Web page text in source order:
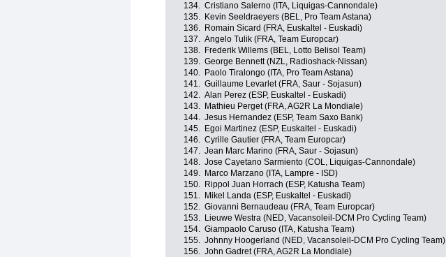
134. Cristiano Salerno (ITA, Liquigas-Cannondale)
135.
Kevin Seeldraeyers (BEL, Pro Team Astana)
136.
Romain Sicard (FRA, Euskaltel - Euskadi)
137. Angelo Tulik (FRA, Team Europcar)
138.
Frederik Willems (BEL, Lotto Belisol Team)
139. George Bennett (NZL, Radioshack-Nissan)
140.
Paolo Tiralongo (ITA, Pro Team Astana)
141. Guillaume Levarlet (FRA, Saur - Sojasun)
142. Alan Perez (ESP, Euskaltel - Euskadi)
143.
Mathieu Perget (FRA, AG2R La Mondiale)
144. Jesus Hernandez (ESP, Team Saxo Bank)
145.
Egoi Martinez (ESP, Euskaltel - Euskadi)
146. Cyrille Gautier (FRA, Team Europcar)
147. Jean Marc Marino (FRA, Saur - Sojasun)
148. Jose Cayetano Sarmiento (COL, Liquigas-Cannondale)
149.
Marco Marzano (ITA, Lampre - ISD)
150.
Rippol Juan Horrach (ESP, Katusha Team)
151.
Mikel Landa (ESP, Euskaltel - Euskadi)
152. Giovanni Bernaudeau (FRA, Team Europcar)
153.
Lieuwe Westra (NED, Vacansoleil-DCM Pro Cycling Team)
154. Giampaolo Caruso (ITA, Katusha Team)
155. Johnny Hoogerland (NED, Vacansoleil-DCM Pro Cycling Team)
156. John Gadret (FRA, AG2R La Mondiale)